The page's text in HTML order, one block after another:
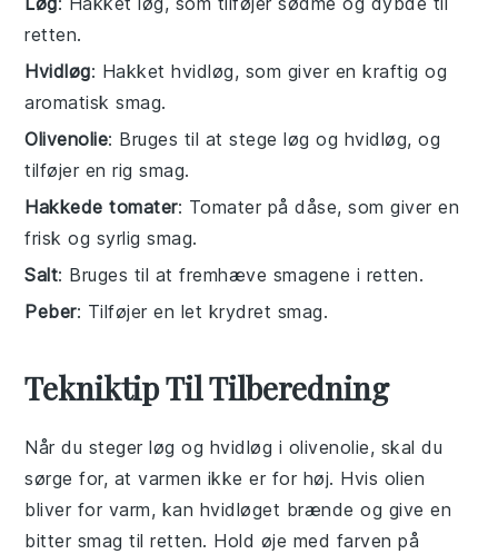
retten.
Hvidløg: Hakket hvidløg, som giver en kraftig og
aromatisk smag.
Olivenolie: Bruges til at stege løg og hvidløg, og
tilføjer en rig smag.
Hakkede tomater: Tomater på dåse, som giver en
frisk og syrlig smag.
Salt: Bruges til at fremhæve smagene i retten.
Peber: Tilføjer en let krydret smag.
Tekniktip Til Tilberedning
Når du stegerløg og hvidløg i olivenolie, skal du
sørge for, at varmen ikke er for høj. Hvis olien
bliver for varm, kan hvidløget brænde og give en
bitter smag til retten. Hold øje med farven på